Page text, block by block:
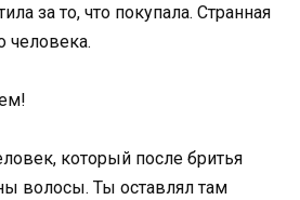
за то, что покупала. Странная
человека.
который после бритья
волосы. Ты оставлял там